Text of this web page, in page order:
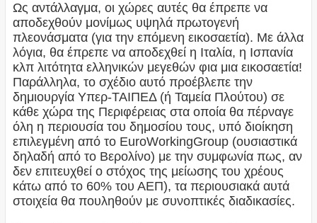
Ως αντάλλαγμα, οι χώρες αυτές θα έπρεπε να
αποδεχθούν μονίμως υψηλά πρωτογενή
πλεονάσματα (για την επόμενη εικοσαετία). Με άλλα
λόγια, θα έπρεπε να αποδεχθεί η Ιταλία, η Ισπανία
κλπ λιτότητα ελληνικών μεγεθών φια μια εικοσαετία!
Παράλληλα, το σχέδιο αυτό προέβλεπε την
δημιουργία Υπερ-ΤΑΙΠΕΔ (ή Ταμεία Πλούτου) σε
κάθε χώρα της Περιφέρειας στα οποία θα πέρναγε
όλη η περιουσία του δημοσίου τους, υπό διοίκηση
επιλεγμένη από το EuroWorkingGroup (ουσιαστικά
δηλαδή από το Βερολίνο) με την συμφωνία πως, αν
δεν επιτευχθεί ο στόχος της μείωσης του χρέους
κάτω από το 60% του ΑΕΠ), τα περιουσιακά αυτά
στοιχεία θα πουληθούν με συνοπτικές διαδικασίες.